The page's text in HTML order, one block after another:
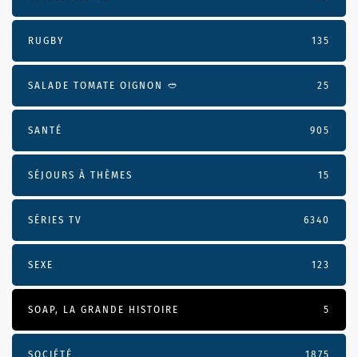
RUGBY 135
SALADE TOMATE OIGNON 🥙 25
SANTÉ 905
SÉJOURS À THÈMES 15
SÉRIES TV 6340
SEXE 123
SOAP, LA GRANDE HISTOIRE 5
SOCIÉTÉ 1875